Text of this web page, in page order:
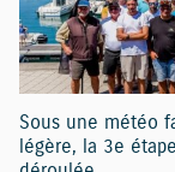
Sous une météo
légère, la 3e